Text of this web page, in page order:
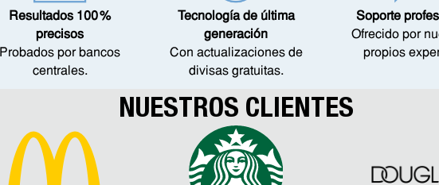
Resultados 100 %
precisos
Probados por bancos
centrales.
Tecnología de última
generación
Con actualizaciones de
divisas gratuitas.
Soporte
Ofrecido por
propios
NUESTROS CLIENTES